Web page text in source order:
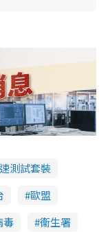
測試套裝
歐盟
毒 衞生署